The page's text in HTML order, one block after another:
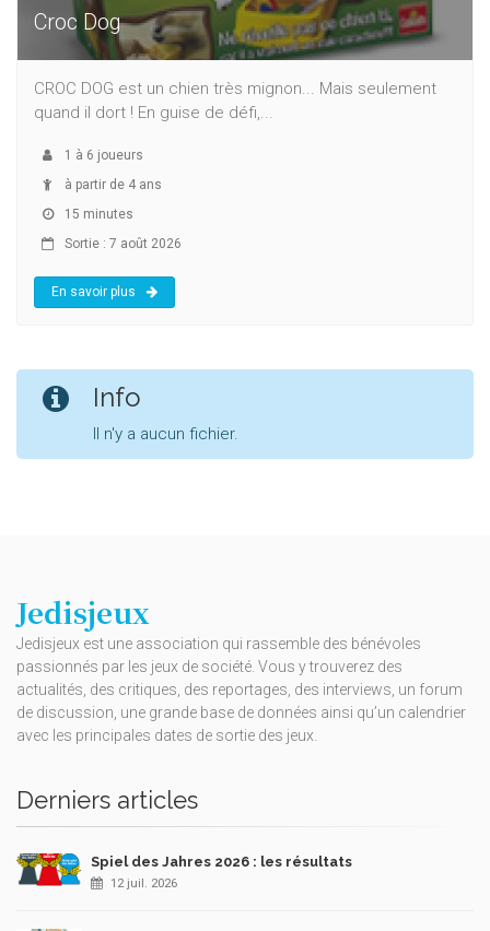
Croc Dog
CROC DOG est un chien très mignon... Mais seulement
quand il dort ! En guise de défi,...
1 à 6 joueurs
à partir de 4 ans
15 minutes
Sortie : 7 août 2026
En savoir plus
Info
Il n'y a aucun fichier.
Jedisjeux
Jedisjeux est une association qui rassemble des bénévoles
passionnés par les jeux de société. Vous y trouverez des
actualités, des critiques, des reportages, des interviews, un forum
de discussion, une grande base de données ainsi qu’un calendrier
avec les principales dates de sortie des jeux.
Derniers articles
Spiel des Jahres 2026 : les résultats
12 juil. 2026